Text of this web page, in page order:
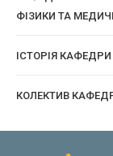
ФІЗИКИ ТА
ІСТОРІЯ КАФЕДРИ
КОЛЕКТИВ